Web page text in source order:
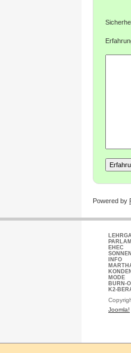
Powered by
EHEC
INFO
MODE
BURN-
K2-
Joomla!